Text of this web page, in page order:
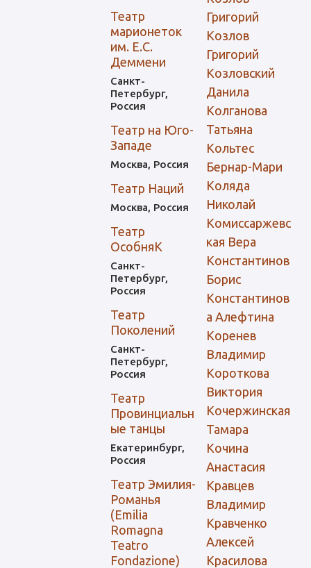
Театр
марионеток
им. Е.С.
Деммени
Санкт-
Петербург,
Россия
Театр на Юго-
Западе
Москва, Россия
Театр Наций
Москва, Россия
Театр
ОсобняК
Санкт-
Петербург,
Россия
Театр
Поколений
Санкт-
Петербург,
Россия
Театр
Провинциальн
ые танцы
Екатеринбург,
Россия
Театр Эмилия-
Романья
(Emilia
Romagna
Teatro
Fondazione)
Григорий
Козлов
Григорий
Козловский
Данила
Колганова
Татьяна
Кольтес
Бернар-Мари
Коляда
Николай
Комиссаржевс
кая Вера
Константинов
Борис
Константинов
а Алефтина
Коренев
Владимир
Короткова
Виктория
Кочержинская
Тамара
Кочина
Анастасия
Кравцев
Владимир
Кравченко
Алексей
Красилова